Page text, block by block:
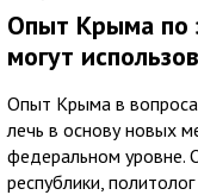
Опыт Крыма по
могут
Опыт Крыма в
лечь в основу новых
федеральном уровне.
республики,